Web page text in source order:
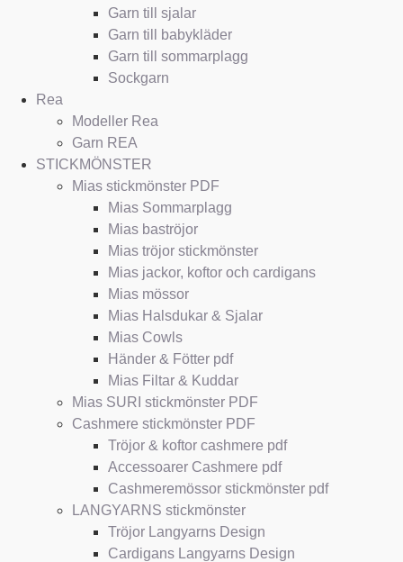
Garn till sjalar
Garn till babykläder
Garn till sommarplagg
Sockgarn
Rea
Modeller Rea
Garn REA
STICKMÖNSTER
Mias stickmönster PDF
Mias Sommarplagg
Mias baströjor
Mias tröjor stickmönster
Mias jackor, koftor och cardigans
Mias mössor
Mias Halsdukar & Sjalar
Mias Cowls
Händer & Fötter pdf
Mias Filtar & Kuddar
Mias SURI stickmönster PDF
Cashmere stickmönster PDF
Tröjor & koftor cashmere pdf
Accessoarer Cashmere pdf
Cashmeremössor stickmönster pdf
LANGYARNS stickmönster
Tröjor Langyarns Design
Cardigans Langyarns Design